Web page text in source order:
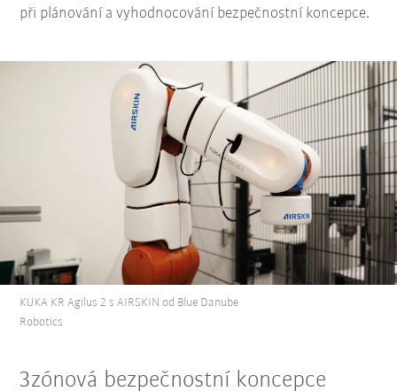
při plánování a vyhodnocování bezpečnostní koncepce.
KUKA KR Agilus 2 s AIRSKIN od Blue Danube
Robotics
3zónová bezpečnostní koncepce